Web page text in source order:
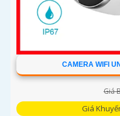
CAMERA WIFI
Giá
Giá